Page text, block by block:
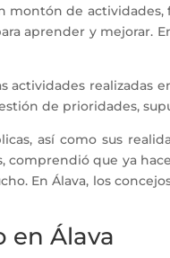
montón de
aprender y mejorar.
actividades realizadas
de prioridades,
así como sus
que ya
En Álava, los
en Álava